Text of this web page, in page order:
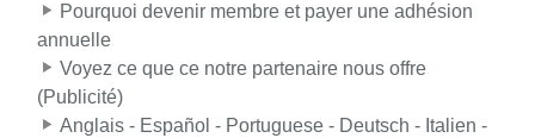
Pourquoi devenir membre et payer une adhésion
annuelle
Voyez ce que ce notre partenaire nous offre
(Publicité)
Anglais - Español - Portuguese - Deutsch - Italien -